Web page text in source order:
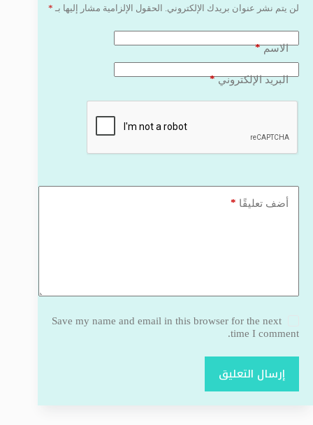
لن يتم نشر عنوان بريدك الإلكتروني. الحقول الإلزامية مشار إليها بـ *
الاسم*
البريد الإلكتروني*
أضف تعليقًا *
Save my name and email in this browser for the next
time I comment.
إرسال التعليق